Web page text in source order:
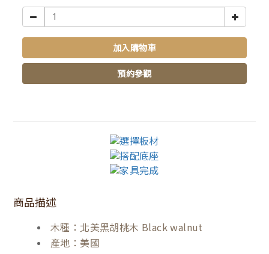
加入購物車
預約參觀
商品描述
木種：北美黑胡桃木 Black walnut
產地：美國